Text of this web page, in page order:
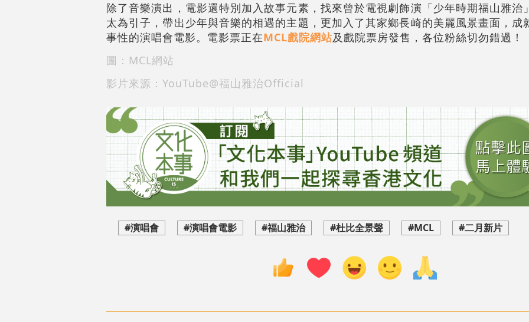
除了音樂演出，電影還特別加入故事元素，找來曾於電視劇飾演「少年時期福山雅治
太為引子，帶出少年與音樂的相遇的主題，更加入了其家鄉長崎的美麗風景畫面，成
事性的演唱會電影。電影票正在MCL戲院網站及戲院票房發售，各位粉絲切勿錯過！
圖：MCL網站
影片來源：YouTube@福山雅治Official
#演唱會 #演唱會電影 #福山雅治 #杜比全景聲 #MCL #二月新片